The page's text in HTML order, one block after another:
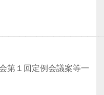
第１回定例会議案等一